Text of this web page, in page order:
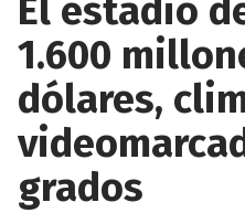
El estadio
1.600
dólares,
grados